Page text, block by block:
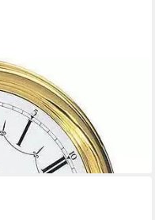
Westminster - Hermle